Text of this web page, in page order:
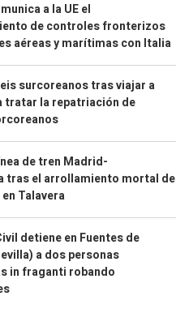
a la UE el
de controles fronterizos
aéreas y marítimas con Italia
surcoreanos tras viajar a
tratar la repatriación de
de tren Madrid-
tras el arrollamiento mortal de
Talavera
detiene en Fuentes de
a dos personas
in fraganti robando